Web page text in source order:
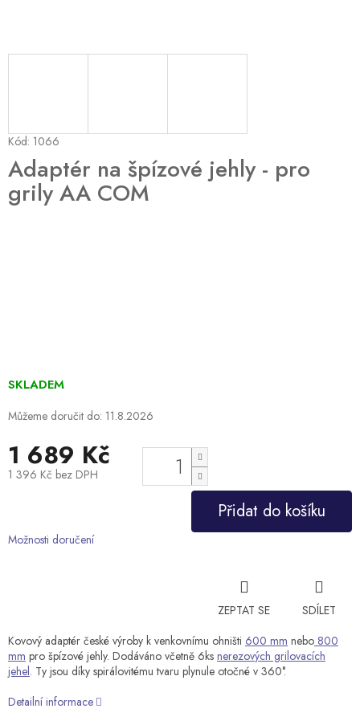
Adaptér na špízové jehly - pro
grily AA COM
Kód: 1066
SKLADEM
Můžeme doručit do: 11.8.2026
1 689 Kč
1 396 Kč bez DPH
Přidat do košíku
Možnosti doručení
ZEPTAT SE
SDÍLET
Kovový adaptér české výroby k venkovnímu ohništi 600 mm nebo 800
mm pro špízové jehly. Dodáváno včetně 6ks nerezových grilovacích
jehel. Ty jsou díky spirálovitému tvaru plynule otočné v 360°.
Detailní informace